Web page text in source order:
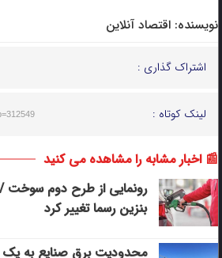
نویسنده: اقتصاد آنلاین
اشتراک گذاری :
لینک کوتاه :
📰 اخبار مشابه را مشاهده می کنید
بنزین رسما تغییر کرد
محدودیت برق صنایع به یک